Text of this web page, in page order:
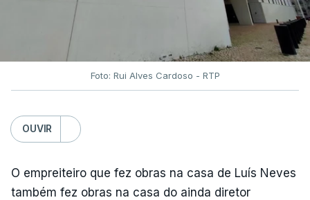
Foto: Rui Alves Cardoso - RTP
OUVIR
O empreiteiro que fez obras na casa de Luís Neves
também fez obras na casa do ainda diretor